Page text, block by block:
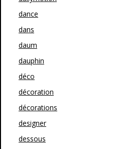
dance
dans
daum
dauphin
déco
décoration
décorations
designer
dessous